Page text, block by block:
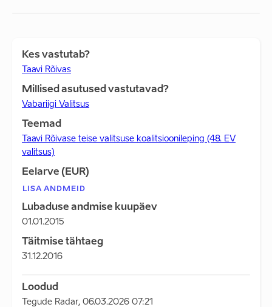
Kes vastutab?
Taavi Rõivas
Millised asutused vastutavad?
Vabariigi Valitsus
Teemad
Taavi Rõivase teise valitsuse koalitsioonileping (48. EV
valitsus)
Eelarve (EUR)
LISA ANDMEID
Lubaduse andmise kuupäev
01.01.2015
Täitmise tähtaeg
31.12.2016
Loodud
Tegude Radar, 06.03.2026 07:21